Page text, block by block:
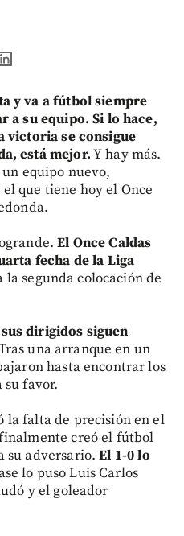
y va a fútbol siempre
a su equipo. Si lo hace,
victoria se consigue
está mejor.Y hay más.
equipo nuevo,
que tiene hoy el Once
El Once Caldas
fecha de la Liga
la segunda colocación de
dirigidos siguen
una arranque en un
hasta encontrar los
su favor.
la falta de precisión en el
creó el fútbol
su adversario.El 1-0 lo
lo puso Luis Carlos
y el goleador